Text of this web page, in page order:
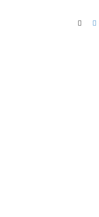
Suche